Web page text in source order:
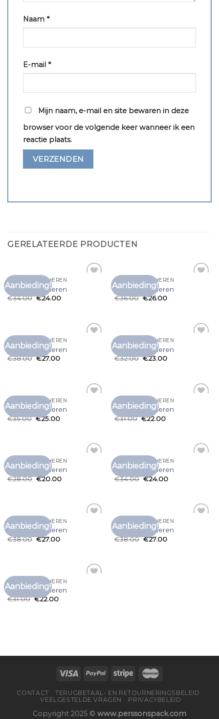
Naam *
E-mail *
Mijn naam, e-mail en site bewaren in deze
browser voor de volgende keer wanneer ik een
reactie plaats.
GERELATEERDE PRODUCTEN
Aanbieding!
BRUIN T SHIRT HEREN
bruin t shirt heren
€34.00 €24.00
Aanbieding!
BRUIN T SHIRT HEREN
bruin t shirt heren
€36.00 €26.00
Aanbieding!
BRUIN T SHIRT HEREN
bruin t shirt heren
€38.00 €27.00
Aanbieding!
BRUIN T SHIRT HEREN
bruin t shirt heren
€32.00 €23.00
Aanbieding!
BRUIN T SHIRT HEREN
bruin t shirt heren
€35.00 €25.00
Aanbieding!
BRUIN T SHIRT HEREN
bruin t shirt heren
€31.00 €22.00
Aanbieding!
BRUIN T SHIRT HEREN
bruin t shirt heren
€28.00 €20.00
Aanbieding!
BRUIN T SHIRT HEREN
bruin t shirt heren
€34.00 €24.00
Aanbieding!
BRUIN T SHIRT HEREN
bruin t shirt heren
€38.00 €27.00
Aanbieding!
BRUIN T SHIRT HEREN
bruin t shirt heren
€38.00 €27.00
Aanbieding!
BRUIN T SHIRT HEREN
bruin t shirt heren
€31.00 €22.00
CONTACT
TERUGBETAAL- EN RETOURNERINGSBELEID
VEELGESTELDE VRAGEN
PRIVACYBELEID
Copyright 2025 © www.perssonspack.com